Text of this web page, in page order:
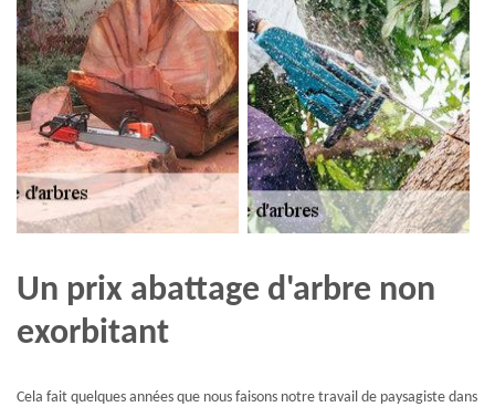
Un prix abattage d'arbre non
exorbitant
Cela fait quelques années que nous faisons notre travail de paysagiste dans